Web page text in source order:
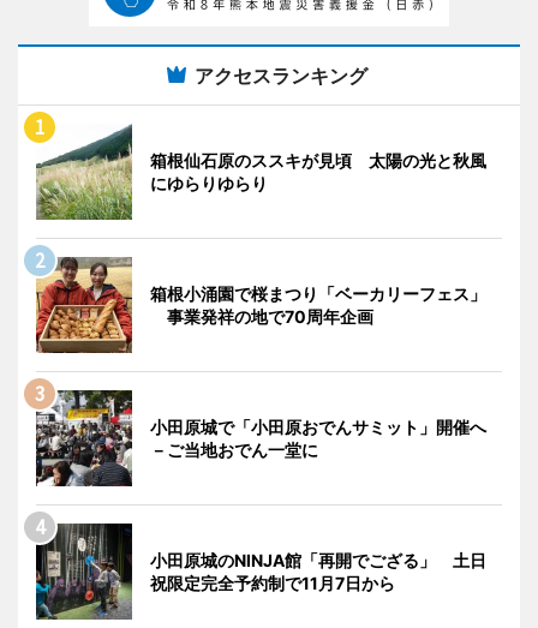
アクセスランキング
箱根仙石原のススキが見頃 太陽の光と秋風
にゆらりゆらり
箱根小涌園で桜まつり「ベーカリーフェス」
事業発祥の地で70周年企画
小田原城で「小田原おでんサミット」開催へ
－ご当地おでん一堂に
小田原城のNINJA館「再開でござる」 土日
祝限定完全予約制で11月7日から